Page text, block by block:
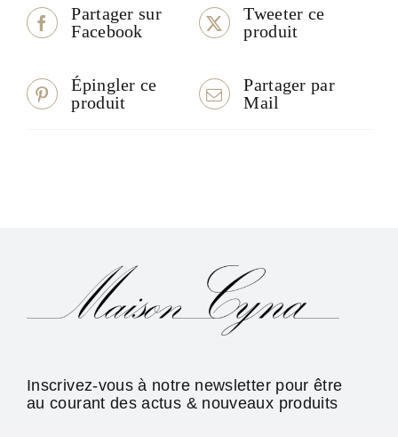
Partager sur
Facebook
Tweeter ce
produit
Épingler ce
produit
Partager par
Mail
Inscrivez-vous à notre newsletter pour être
au courant des actus & nouveaux produits